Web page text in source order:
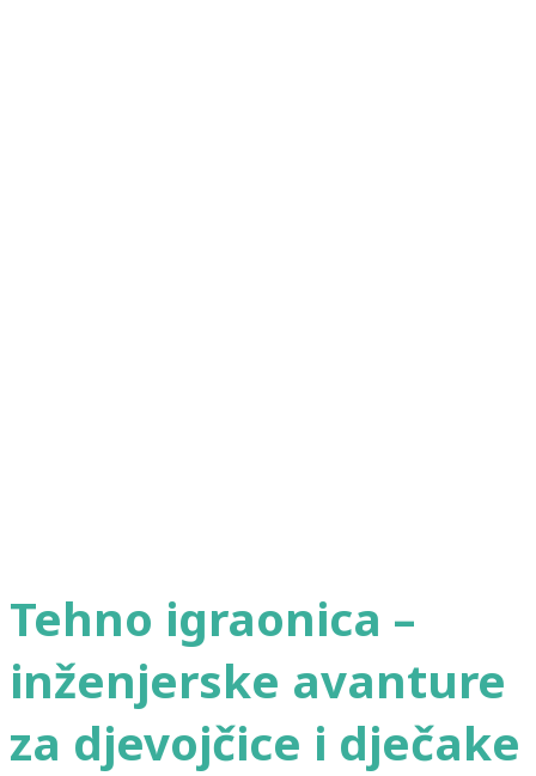
Tehno igraonica –
inženjerske avanture
za djevojčice i dječake